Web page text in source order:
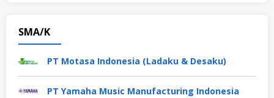
SMA/K
PT Motasa Indonesia (Ladaku & Desaku)
PT Yamaha Music Manufacturing Indonesia